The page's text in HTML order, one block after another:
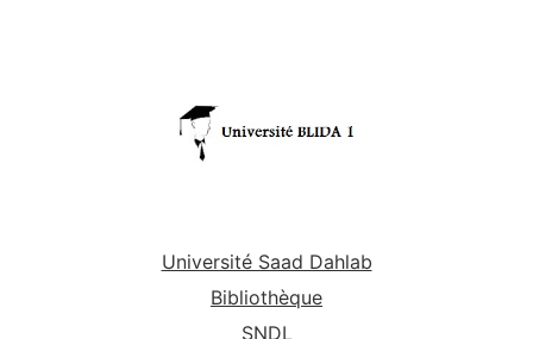
Université Saad Dahlab
Bibliothèque
SNDL